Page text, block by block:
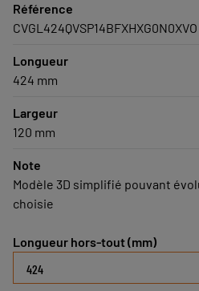
Référence
CVGL424QVSP14BFXHXG0N0XVO
Longueur
424 mm
Largeur
120 mm
Note
Modèle 3D simplifié pouvant
choisie
Longueur hors-tout (mm)
424